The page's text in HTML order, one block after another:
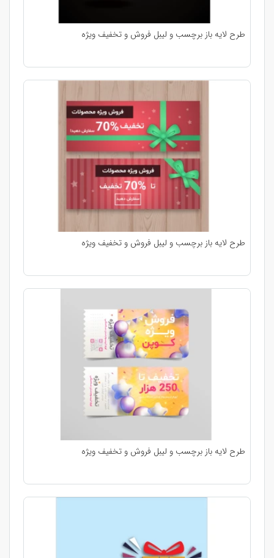
طرح لایه باز برچسب و لیبل فروش و تخفیف ویژه
طرح لایه باز برچسب و لیبل فروش و تخفیف ویژه
طرح لایه باز برچسب و لیبل فروش و تخفیف ویژه